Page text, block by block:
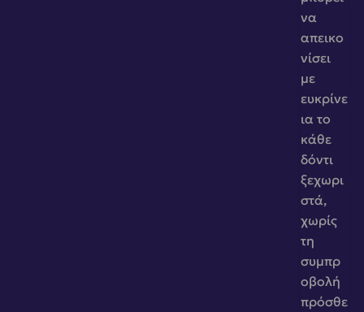
να
απεικο
νίσει
με
ευκρίνε
ια το
κάθε
δόντι
ξεχωρι
στά,
χωρίς
τη
συμπρ
οβολή
πρόσθε